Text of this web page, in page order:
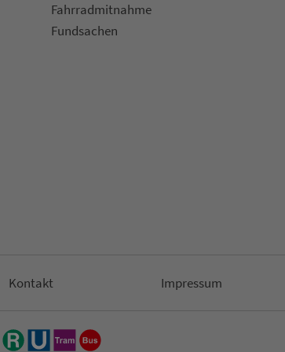
Fahr­rad­mit­nah­me
Fund­sachen
Kon­takt Impressum